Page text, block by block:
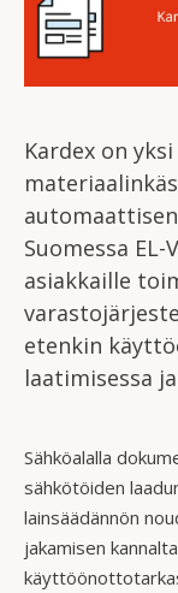
Kardex on
Suomessa
asiakkaille
etenkin
laatimisessa
Sähköalalla
sähkötöiden
lainsäädännön
jakamisen